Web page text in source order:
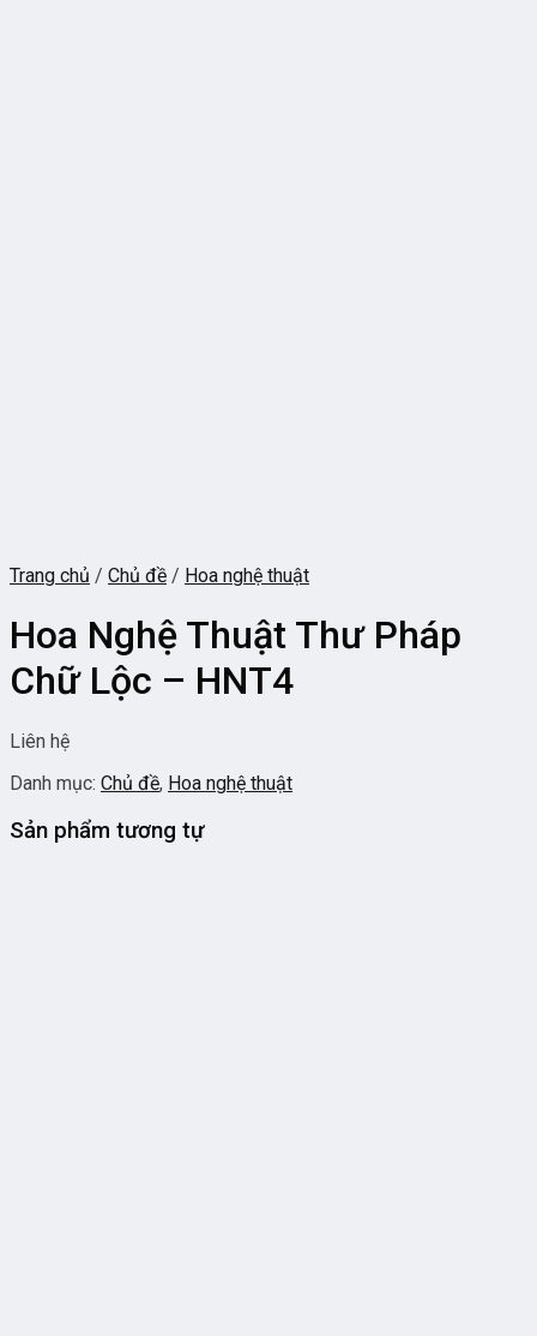
Trang chủ / Chủ đề / Hoa nghệ thuật
Hoa Nghệ Thuật Thư Pháp
Chữ Lộc – HNT4
Liên hệ
Danh mục: Chủ đề, Hoa nghệ thuật
Sản phẩm tương tự